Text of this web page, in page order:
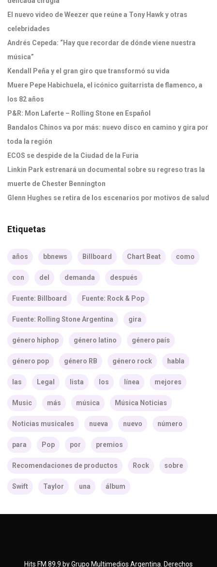
El nuevo video de Weezer que reúne a Tony Hawk y otras
celebridades
Andrés Cepeda: “Hay que recordar de dónde viene nuestra
música”
Kendall Peña y el gran giro que transformó su vida
Muere Pepe Habichuela, el icónico guitarrista de flamenco, a
los 82 años
P&R: Mon Laferte – Rolling Stone en Español
Bandalos Chinos va por más: nuevo disco en camino y gira por
toda la región
ECOS se despide de la Ciudad de la Furia
Linkin Park estrenará un documental sobre su regreso tras la
muerte de Chester Bennington
Glenn Hughes se retira de los escenarios por motivos de salud
Etiquetas
años bbnews Billboard Chart Beat como
con del demanda después
Fuente: Billboard Fuente: Rock & Pop
Fuente: Rolling Stone Argentina gira
género hiphop género latino género país
género pop género RB género rock habla
las Legal lista los línea mejores
Music más música Música Noticias
Noticias musicales nueva nuevo número
para Pop por premios
Recomendaciones de productos Rock sobre
Swift Taylor una álbum
Hits FM 89.9 by Grupo Multimedios Argentina. Derechos